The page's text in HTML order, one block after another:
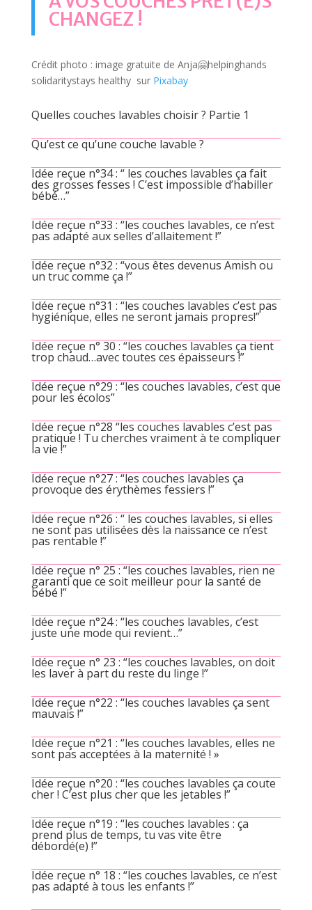
CHANGEZ !
Crédit photo : image gratuite de Anja🤗helpinghands
solidaritystays healthy sur Pixabay
Quelles couches lavables choisir ? Partie 1
Qu’est ce qu’une couche lavable ?
Idée reçue n°34 : “ les couches lavables ça fait
des grosses fesses ! C’est impossible d’habiller
bébé…”
Idée reçue n°33 : “les couches lavables, ce n’est
pas adapté aux selles d’allaitement !”
Idée reçue n°32 : “vous êtes devenus Amish ou
un truc comme ça !”
Idée reçue n°31 : “les couches lavables c’est pas
hygiénique, elles ne seront jamais propres!”
Idée reçue n° 30 : “les couches lavables ça tient
trop chaud…avec toutes ces épaisseurs !”
Idée reçue n°29 : “les couches lavables, c’est que
pour les écolos”
Idée reçue n°28 “les couches lavables c’est pas
pratique ! Tu cherches vraiment à te compliquer
la vie !”
Idée reçue n°27 : “les couches lavables ça
provoque des érythèmes fessiers !”
Idée reçue n°26 : “ les couches lavables, si elles
ne sont pas utilisées dès la naissance ce n’est
pas rentable !”
Idée reçue n° 25 : “les couches lavables, rien ne
garanti que ce soit meilleur pour la santé de
bébé !”
Idée reçue n°24 : “les couches lavables, c’est
juste une mode qui revient…”
Idée reçue n° 23 : “les couches lavables, on doit
les laver à part du reste du linge !”
Idée reçue n°22 : “les couches lavables ça sent
mauvais !”
Idée reçue n°21 : “les couches lavables, elles ne
sont pas acceptées à la maternité ! »
Idée reçue n°20 : “les couches lavables ça coute
cher ! C’est plus cher que les jetables !”
Idée reçue n°19 : “les couches lavables : ça
prend plus de temps, tu vas vite être
débordé(e) !”
Idée reçue n° 18 : “les couches lavables, ce n’est
pas adapté à tous les enfants !”